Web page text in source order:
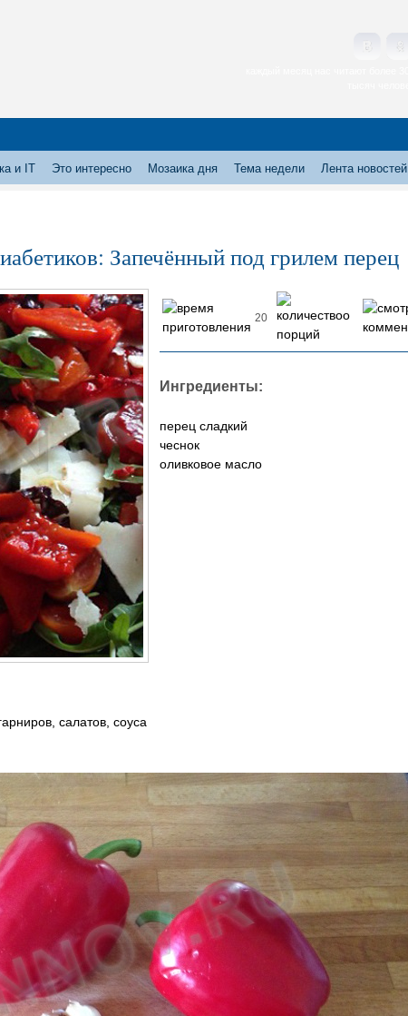
и IT Это интересно Мозаика дня Тема недели Лента новостей
Запечённый под грилем перец
20
Ингредиенты:
перец сладкий
чеснок
оливковое масло
салатов, соуса